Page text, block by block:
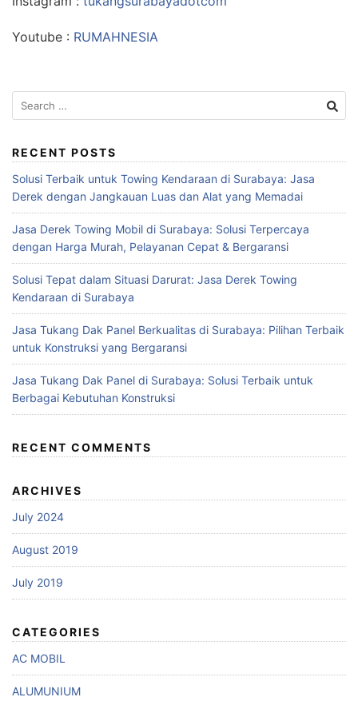
Youtube : RUMAHNESIA
Search
for:
RECENT POSTS
Solusi Terbaik untuk Towing Kendaraan di Surabaya: Jasa
Derek dengan Jangkauan Luas dan Alat yang Memadai
Jasa Derek Towing Mobil di Surabaya: Solusi Terpercaya
dengan Harga Murah, Pelayanan Cepat & Bergaransi
Solusi Tepat dalam Situasi Darurat: Jasa Derek Towing
Kendaraan di Surabaya
Jasa Tukang Dak Panel Berkualitas di Surabaya: Pilihan Terbaik
untuk Konstruksi yang Bergaransi
Jasa Tukang Dak Panel di Surabaya: Solusi Terbaik untuk
Berbagai Kebutuhan Konstruksi
RECENT COMMENTS
ARCHIVES
July 2024
August 2019
July 2019
CATEGORIES
AC MOBIL
ALUMUNIUM